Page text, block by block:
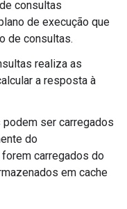
consultas
de execução que
de consultas.
realiza as
a resposta à
podem ser carregados
do
carregados do
em cache